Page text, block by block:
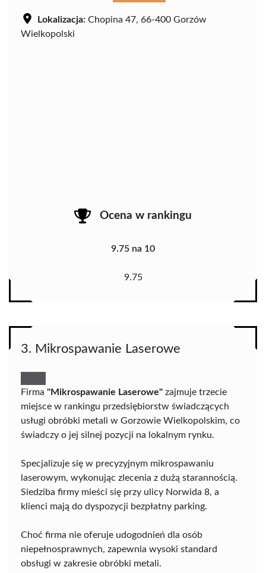
Lokalizacja: Chopina 47, 66-400 Gorzów
Wielkopolski
Ocena w rankingu
9.75 na 10
9.75
3. Mikrospawanie Laserowe
Firma "Mikrospawanie Laserowe" zajmuje trzecie
miejsce w rankingu przedsiębiorstw świadczących
usługi obróbki metali w Gorzowie Wielkopolskim, co
świadczy o jej silnej pozycji na lokalnym rynku.
Specjalizuje się w precyzyjnym mikrospawaniu
laserowym, wykonując zlecenia z dużą starannością.
Siedziba firmy mieści się przy ulicy Norwida 8, a
klienci mają do dyspozycji bezpłatny parking.
Choć firma nie oferuje udogodnień dla osób
niepełnosprawnych, zapewnia wysoki standard
obsługi w zakresie obróbki metali.